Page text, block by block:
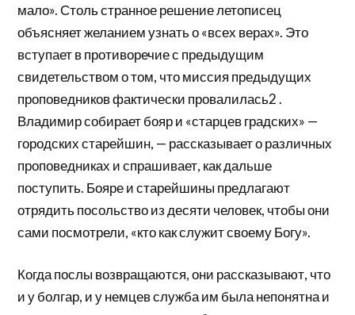
мало». Столь странное решение летописец
объясняет желанием узнать о «всех верах». Это
вступает в противоречие с предыдущим
свидетельством о том, что миссия предыдущих
проповедников фактически провалилась2 .
Владимир собирает бояр и «старцев градских» —
городских старейшин, — рассказывает о различных
проповедниках и спрашивает, как дальше
поступить. Бояре и старейшины предлагают
отрядить посольство из десяти человек, чтобы они
сами посмотрели, «кто как служит своему Богу».
Когда послы возвращаются, они рассказывают, что
и у болгар, и у немцев служба им была непонятна и